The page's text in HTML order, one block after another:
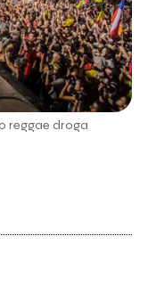
reggae droga